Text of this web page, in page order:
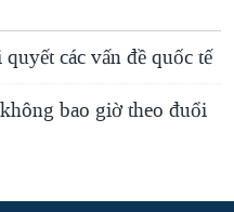
các vấn đề quốc tế
bao giờ theo đuổi